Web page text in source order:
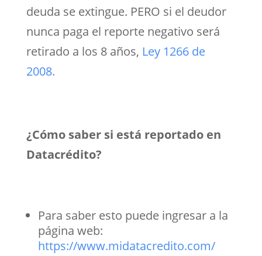
deuda se extingue. PERO si el deudor
nunca paga el reporte negativo será
retirado a los 8 años, Ley 1266 de
2008.
¿Cómo saber si está reportado en
Datacrédito?
Para saber esto puede ingresar a la
página web:
https://www.midatacredito.com/